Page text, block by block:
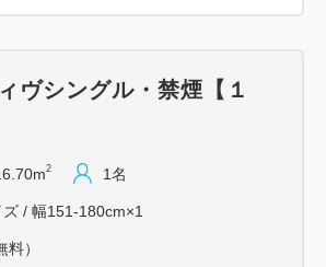
ヴシングル・禁煙【１
2 1名
/ 幅151-180cm×1
）